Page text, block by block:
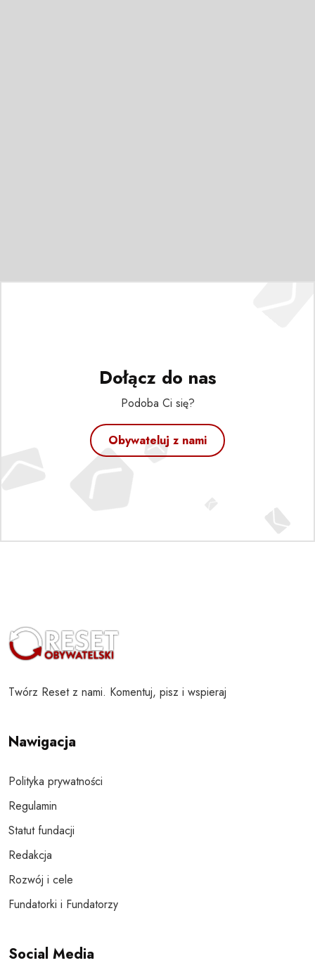
Dołącz do nas
Podoba Ci się?
Obywateluj z nami
Twórz Reset z nami. Komentuj, pisz i wspieraj
Nawigacja
Polityka prywatności
Regulamin
Statut fundacji
Redakcja
Rozwój i cele
Fundatorki i Fundatorzy
Social Media